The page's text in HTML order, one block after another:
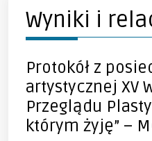
Wyniki i
Protokół z
artystycznej XV
Przeglądu
którym żyję” –